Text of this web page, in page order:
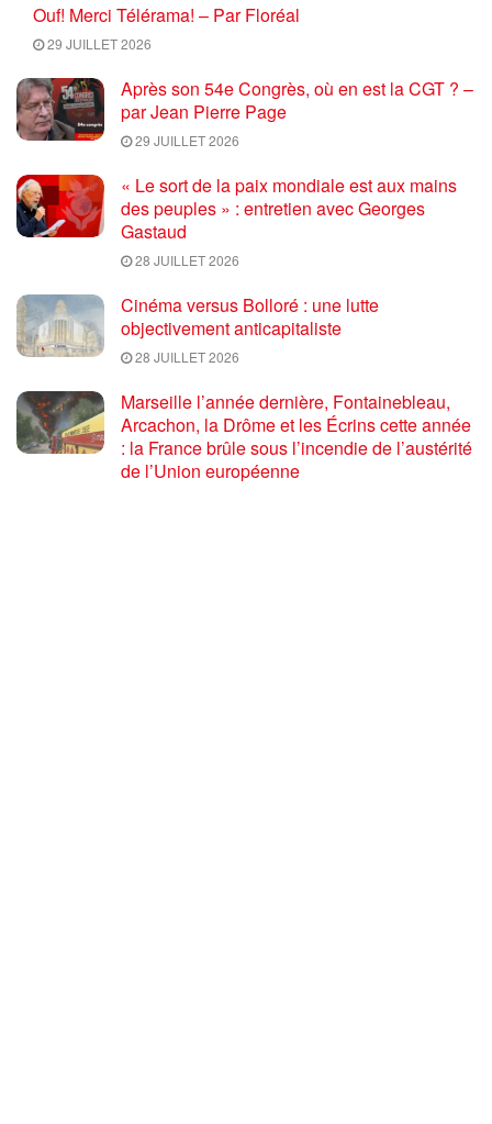
Ouf! Merci Télérama! – Par Floréal
29 JUILLET 2026
Après son 54e Congrès, où en est la CGT ? –
par Jean Pierre Page
29 JUILLET 2026
« Le sort de la paix mondiale est aux mains
des peuples » : entretien avec Georges
Gastaud
28 JUILLET 2026
Cinéma versus Bolloré : une lutte
objectivement anticapitaliste
28 JUILLET 2026
Marseille l’année dernière, Fontainebleau,
Arcachon, la Drôme et les Écrins cette année
: la France brûle sous l’incendie de l’austérité
de l’Union européenne